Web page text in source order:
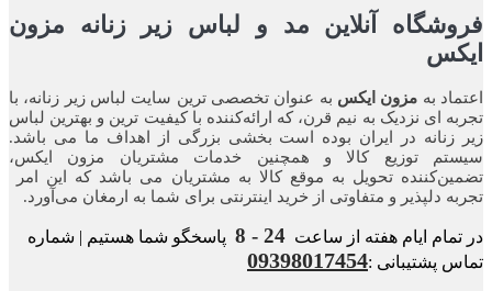
آنلاین مد و لباس زیر زنانه مزون
بهمزون ایکس به عنوان تخصصی ترین سایت لباس زیر زنانه، با
ای نزدیک به نیم قرن، که ارائه‌کننده با کیفیت ترین و بهترین لباس
زنانه در ایران بوده ‌است بخشی بزرگی از اهداف ما می باشد.
توزیع کالا و همچنین خدمات مشتریان مزون ایکس،
تحویل به موقع کالا به مشتریان می باشد که این امر
دلپذیر و متفاوتی از خرید اینترنتی برای شما به ارمغان می‌آورد.
ایام هفته از ساعت24 - 8
پاسخگو شما هستیم | شماره
پشتیبانی :09398017454